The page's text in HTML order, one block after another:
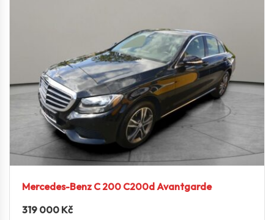
Mercedes-Benz C 200 C200d Avantgarde
319 000 Kč